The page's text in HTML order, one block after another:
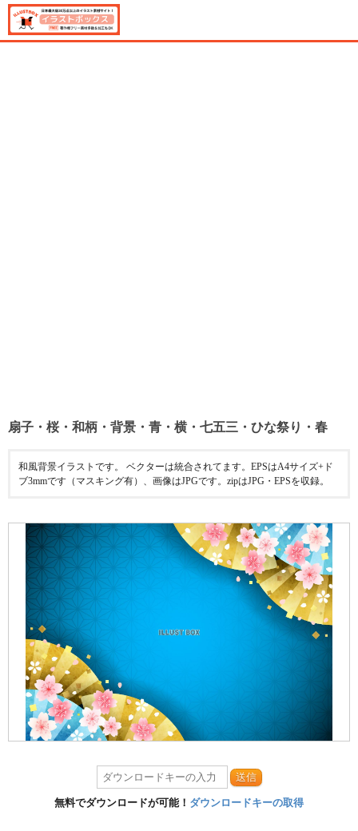
扇子・桜・和柄・背景・青・横・七五三・ひな祭り・春
和風背景イラストです。 ベクターは統合されてます。EPSはA4サイズ+ド
ブ3mmです（マスキング有）、画像はJPGです。zipはJPG・EPSを収録。
送信
無料でダウンロードが可能！ ダウンロードキーの取得